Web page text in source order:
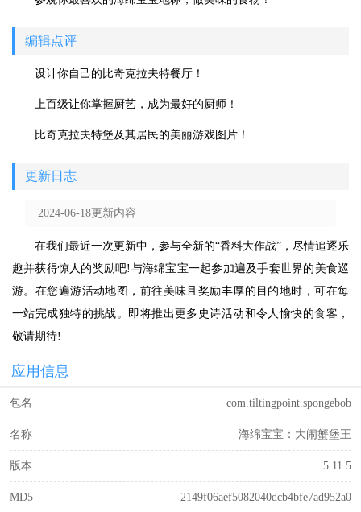
编辑点评
设计你自己的比奇克拉夫特餐厅！
上百级让你掌握厨艺，成为最好的厨师！
比奇克拉夫特堡及其居民的美丽游戏图片！
更新日志
2024-06-18更新内容
在我们最近一次更新中，参与全新的“香料大作战”，尽情追逐乐
趣并获得惊人的奖励吧!与海绵宝宝一起参加遍及手套世界的美食巡
游。在您遍游活动地图，前往美味且奖励丰厚的目的地时，可在每
一站完成独特的挑战。即将推出更多史诗活动和令人愉快的食客，
敬请期待!
应用信息
包名 com.tiltingpoint.spongebob
名称 海绵宝宝：大闹蟹堡王
版本 5.11.5
MD5 2149f06aef5082040dcb4bfe7ad952a0